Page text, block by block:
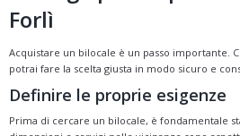
Forlì
Acquistare un bilocale è un passo importante.
potrai fare la scelta giusta in modo sicuro e
Definire le proprie esigenze
Prima di cercare un bilocale, è fondamentale